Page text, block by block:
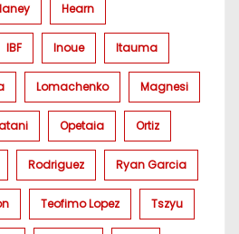
Hearn
IBF Inoue Itauma
Lomachenko Magnesi
Opetaia Ortiz
Rodriguez Ryan Garcia
Teofimo Lopez Tszyu